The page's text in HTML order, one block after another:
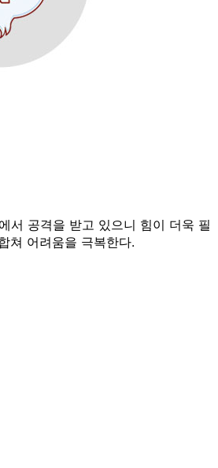
서 공격을 받고 있으니 힘이 더욱 필
쳐 어려움을 극복한다.